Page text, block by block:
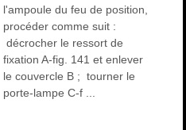
l'ampoule du feu de position,
procéder comme suit :
décrocher le ressort de
fixation A-fig. 141 et enlever
le couvercle B ; tourner le
porte-lampe C-f ...